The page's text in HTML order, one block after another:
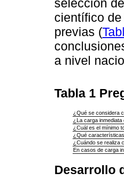
selección
científico
previas (
a nivel
Tabla 1
¿Qué se considera
¿La carga
¿Cuál es el mínimo
¿Qué
¿Cuándo se realiza
En casos de carga
Desarrollo